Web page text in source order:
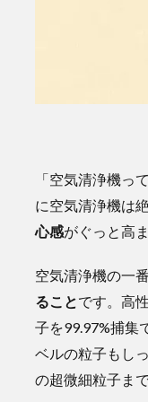
「空気清浄機っ
に空気清浄機は
心感がぐっと高
空気清浄機の一
ることです。高
子を99.97%捕集
ベルの粒子もし
の超微細粒子ま